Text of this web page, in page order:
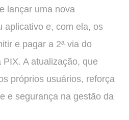
lançar uma nova
aplicativo e, com ela, os
e pagar a 2ª via do
A atualização, que
próprios usuários, reforça
e segurança na gestão da